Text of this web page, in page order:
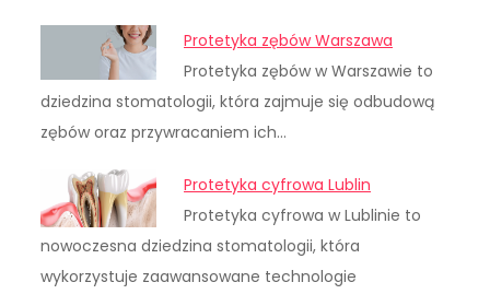
Protetyka zębów Warszawa
Protetyka zębów w Warszawie to
dziedzina stomatologii, która zajmuje się odbudową
zębów oraz przywracaniem ich…
Protetyka cyfrowa Lublin
Protetyka cyfrowa w Lublinie to
nowoczesna dziedzina stomatologii, która
wykorzystuje zaawansowane technologie